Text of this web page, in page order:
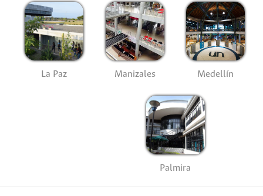
La Paz Manizales Medellín
Palmira